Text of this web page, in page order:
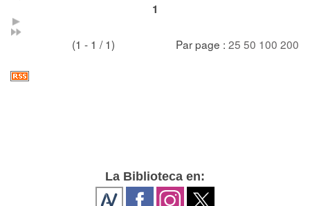
1
(1 - 1 / 1) Par page : 25 50 100 200
La Biblioteca en: